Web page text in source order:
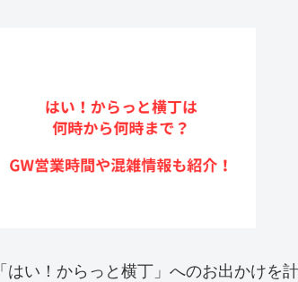
い！からっと横丁」へのお出かけを